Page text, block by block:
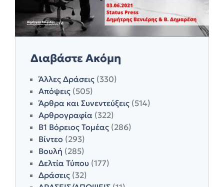
Διαβάστε Ακόμη
Άλλες Δράσεις (330)
Απόψεις (505)
Άρθρα και Συνεντεύξεις (514)
Αρθρογραφία (322)
Β1 Βόρειος Τομέας (286)
Βίντεο (293)
Βουλή (285)
Δελτία Τύπου (177)
Δράσεις (32)